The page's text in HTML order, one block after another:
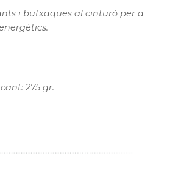
i butxaques al cinturó per a
275 gr.